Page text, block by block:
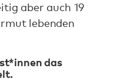
aber auch 19
lebenden
das